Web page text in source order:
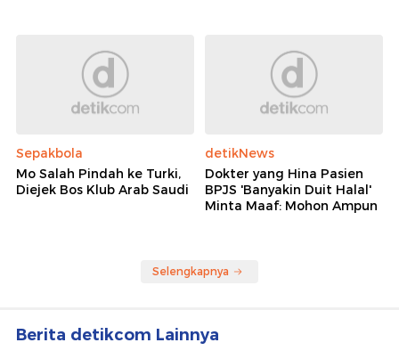
Sepakbola
Mo Salah Pindah ke Turki,
Diejek Bos Klub Arab Saudi
detikNews
Dokter yang Hina Pasien
BPJS 'Banyakin Duit Halal'
Minta Maaf: Mohon Ampun
Selengkapnya
Berita detikcom Lainnya